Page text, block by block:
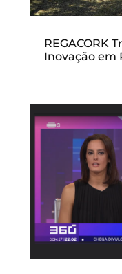
REGACORK
Inovação em